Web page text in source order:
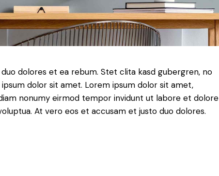
dolores et ea rebum. Stet clita kasd gubergren, no
dolor sit amet. Lorem ipsum dolor sit amet,
nonumy eirmod tempor invidunt ut labore et dolore
At vero eos et accusam et justo duo dolores.